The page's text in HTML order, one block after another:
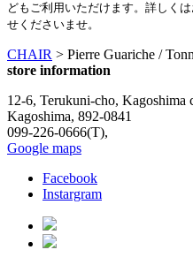
どもご利用いただけます。詳しく
せくださいませ。
CHAIR > Pierre Guariche /
store information
12-6, Terukuni-cho, Kagoshima
Kagoshima, 892-0841
099-226-0666(T),
Google maps
Facebook
Instargram